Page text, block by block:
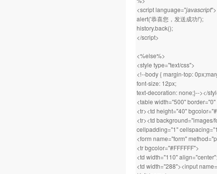
<script language="javascript">
alert('恭喜您，发送成功!');
history.back();
</script>
<%else%>
<style type="text/css">
<!--body { margin-top:
font-size: 12px;
text-decoration: none;}--></
<table width="500"
<tr><td height="40"
<tr><td
cellpadding="1"
<form name="form"
<tr bgcolor="#FFFFFF">
<td width="110"
<td width="288"><input